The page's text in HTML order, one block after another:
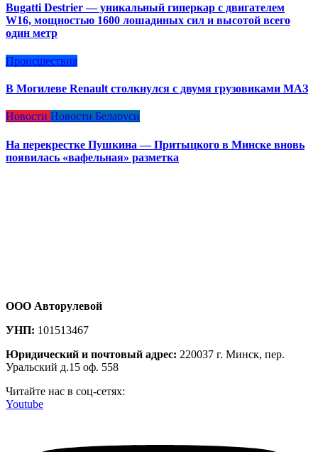
Bugatti Destrier — уникальный гиперкар с двигателем
W16, мощностью 1600 лошадиных сил и высотой всего
один метр
Происшествия
В Могилеве Renault столкнулся с двумя грузовиками МАЗ
Новости Новости Беларуси
На перекрестке Пушкина — Притыцкого в Минске вновь
появилась «вафельная» разметка
ООО Авторулевой
УНП: 101513467
Юридический и почтовый адрес: 220037 г. Минск, пер.
Уральский д.15 оф. 558
Читайте нас в соц-сетях:
Youtube